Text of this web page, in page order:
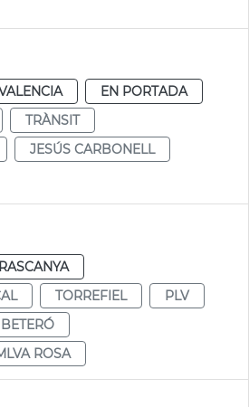
EN PORTADA
TRÀNSIT
JESÚS CARBONELL
RASCANYA
TORREFIEL
PLV
BETERÓ
ROSA